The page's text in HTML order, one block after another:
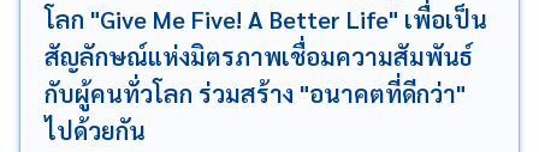
โลก "Give Me Five! A Better Life" เพื่อเป็น
สัญลักษณ์แห่งมิตรภาพเชื่อมความสัมพันธ์
กับผู้คนทั่วโลก ร่วมสร้าง "อนาคตที่ดีกว่า"
ไปด้วยกัน